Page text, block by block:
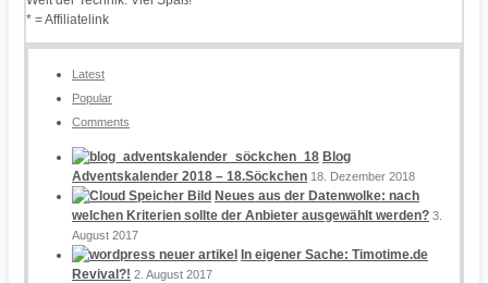
* = Affiliatelink
Latest
Popular
Comments
Blog
Adventskalender 2018 – 18.Söckchen 18. Dezember 2018
Neues aus der Datenwolke: nach
welchen Kriterien sollte der Anbieter ausgewählt werden? 3.
August 2017
In eigener Sache: Timotime.de
Revival?! 2. August 2017